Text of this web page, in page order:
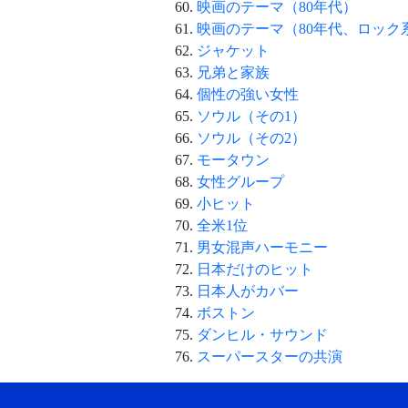
映画のテーマ（80年代）
映画のテーマ（80年代、ロック
ジャケット
兄弟と家族
個性の強い女性
ソウル（その1）
ソウル（その2）
モータウン
女性グループ
小ヒット
全米1位
男女混声ハーモニー
日本だけのヒット
日本人がカバー
ボストン
ダンヒル・サウンド
スーパースターの共演